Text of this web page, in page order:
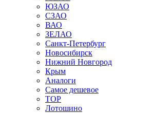
ЮЗАО
СЗАО
ВАО
ЗЕЛАО
Санкт-Петербург
Новосибирск
Нижний Новгород
Крым
Аналоги
Самое дешевое
TOP
Лотошино